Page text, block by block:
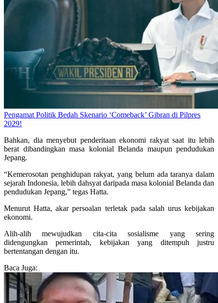
Pengamat Politik Bedah Skenario ‘Comeback’ Gibran di Pilpres
2029!
Bahkan, dia menyebut penderitaan ekonomi rakyat saat itu lebih
berat dibandingkan masa kolonial Belanda maupun pendudukan
Jepang.
“Kemerosotan penghidupan rakyat, yang belum ada taranya dalam
sejarah Indonesia, lebih dahsyat daripada masa kolonial Belanda dan
pendudukan Jepang,” tegas Hatta.
Menurut Hatta, akar persoalan terletak pada salah urus kebijakan
ekonomi.
Alih-alih mewujudkan cita-cita sosialisme yang sering
didengungkan pemerintah, kebijakan yang ditempuh justru
bertentangan dengan itu.
Baca Juga: